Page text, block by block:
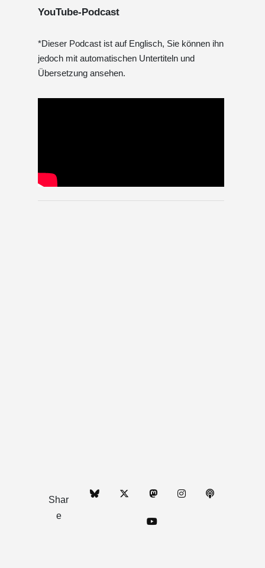
YouTube-Podcast
*Dieser Podcast ist auf Englisch, Sie können ihn
jedoch mit automatischen Untertiteln und
Übersetzung ansehen.
Shar
e